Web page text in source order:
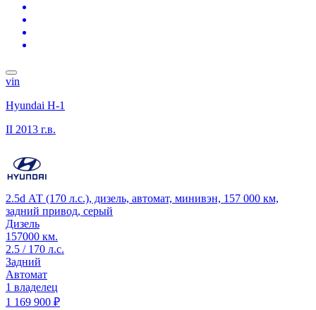
vin
Hyundai H-1
II 2013 г.в.
2.5d АТ (170 л.с.), дизель, автомат, минивэн, 157 000 км,
задний привод, серый
Дизель
157000 км.
2.5 / 170 л.с.
Задний
Автомат
1 владелец
1 169 900 ₽